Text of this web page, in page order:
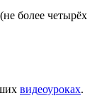
более четырёх
видеоуроках.